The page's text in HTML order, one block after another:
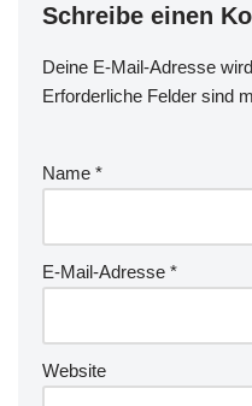
Schreibe einen
Deine E-Mail-Adresse
Erforderliche Felder sind
Name *
E-Mail-Adresse *
Website